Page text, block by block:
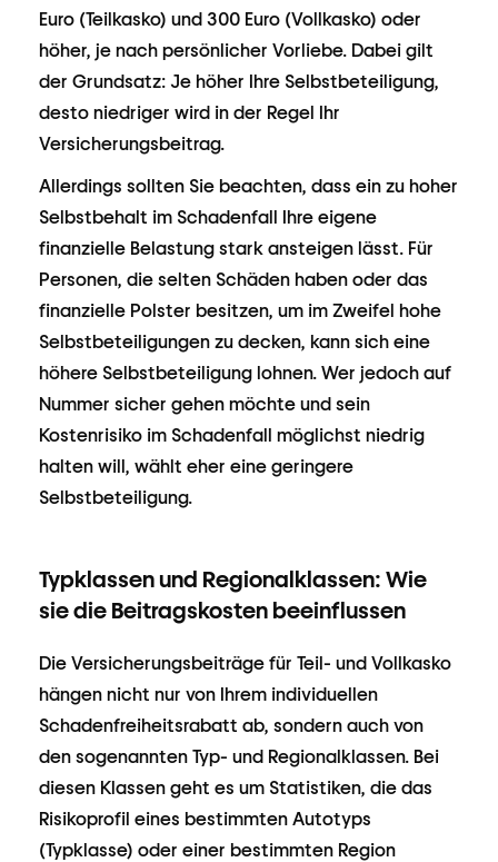
Euro (Teilkasko) und 300 Euro (Vollkasko) oder
höher, je nach persönlicher Vorliebe. Dabei gilt
der Grundsatz: Je höher Ihre Selbstbeteiligung,
desto niedriger wird in der Regel Ihr
Versicherungsbeitrag.
Allerdings sollten Sie beachten, dass ein zu hoher
Selbstbehalt im Schadenfall Ihre eigene
finanzielle Belastung stark ansteigen lässt. Für
Personen, die selten Schäden haben oder das
finanzielle Polster besitzen, um im Zweifel hohe
Selbstbeteiligungen zu decken, kann sich eine
höhere Selbstbeteiligung lohnen. Wer jedoch auf
Nummer sicher gehen möchte und sein
Kostenrisiko im Schadenfall möglichst niedrig
halten will, wählt eher eine geringere
Selbstbeteiligung.
Typklassen und Regionalklassen: Wie
sie die Beitragskosten beeinflussen
Die Versicherungsbeiträge für Teil- und Vollkasko
hängen nicht nur von Ihrem individuellen
Schadenfreiheitsrabatt ab, sondern auch von
den sogenannten Typ- und Regionalklassen. Bei
diesen Klassen geht es um Statistiken, die das
Risikoprofil eines bestimmten Autotyps
(Typklasse) oder einer bestimmten Region